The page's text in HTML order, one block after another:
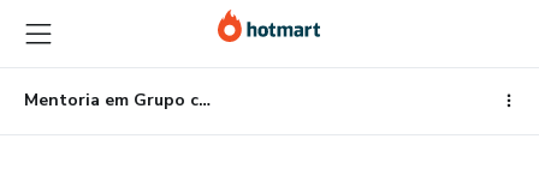
para
o
conteúdo
principal
para
o
pagamento
para
o
rodapé
Mentoria em Grupo com a Dra Heloisa Helena Pediatra